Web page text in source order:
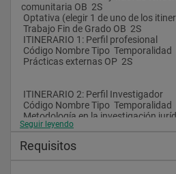
comunitaria OB  2S
Optativa (elegir 1 de uno de los
Trabajo Fin de Grado OB  2S
ITINERARIO 1: Perfil profesional
Código Nombre Tipo  Temporalidad
Prácticas externas OP  2S
ITINERARIO 2: Perfil Investigador
Código Nombre Tipo  Temporalidad
Metodología en la investigación
Seguir leyendo
Requisitos